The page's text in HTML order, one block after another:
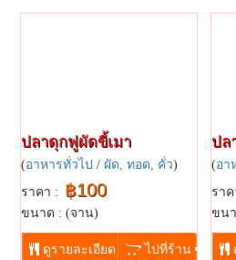
ปลาดุกฟูผัดขี้เมา
(อาหารทั่วไป / ผัด, ทอด, คั่ว)
ราคา : ฿100
ขนาด : (จาน)
...
ดูรายละเอียด ไปที่ร้าน
ปล
(อา
ราค
ขน
...